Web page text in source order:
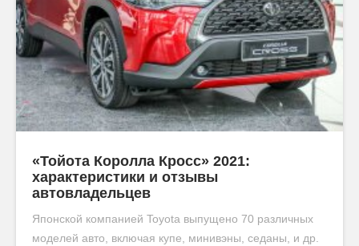
«Тойота Королла Кросс» 2021:
характеристики и отзывы
автовладельцев
Японской компанией Toyota выпущено 70 различных
моделей авто, включая купе, минивэны, седаны, и др.